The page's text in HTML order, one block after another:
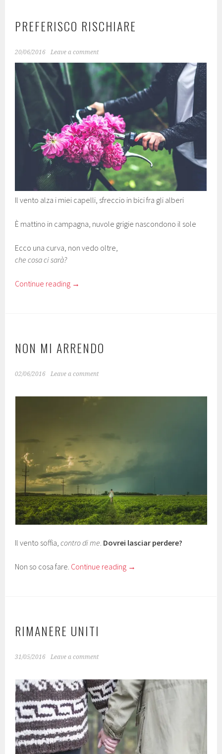
PREFERISCO RISCHIARE
20/06/2016 Leave a comment
Il vento alza i miei capelli, sfreccio in bici fra gli alberi
È mattino in campagna, nuvole grigie nascondono il sole
Ecco una curva, non vedo oltre,
che cosa ci sarà?
Continue reading →
NON MI ARRENDO
02/06/2016 Leave a comment
Il vento soffia,contro di me. Dovrei lasciar perdere?
Non so cosa fare. Continue reading →
RIMANERE UNITI
31/05/2016 Leave a comment